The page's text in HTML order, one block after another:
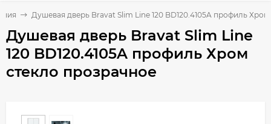
Душевая дверь Bravat Slim Line 120 BD120.4105A профиль
Душевая дверь Bravat Slim Line
120 BD120.4105A профиль Хром
стекло прозрачное